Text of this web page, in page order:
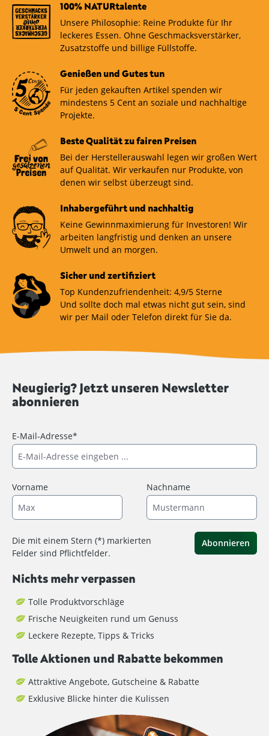
100% NATURtalente
Unsere Philosophie: Reine Produkte für Ihr
leckeres Essen. Ohne Geschmacksverstärker,
Zusatzstoffe und billige Füllstoffe.
Genießen und Gutes tun
Für jeden gekauften Artikel spenden wir
mindestens 5 Cent an soziale und nachhaltige
Projekte.
Beste Qualität zu fairen Preisen
Bei der Herstellerauswahl legen wir großen Wert
auf Qualität. Wir verkaufen nur Produkte, von
denen wir selbst überzeugt sind.
Inhabergeführt und nachhaltig
Keine Gewinnmaximierung für Investoren! Wir
arbeiten langfristig und denken an unsere
Umwelt und an morgen.
Sicher und zertifiziert
Top Kundenzufriendenheit: 4,9/5 Sterne
Und sollte doch mal etwas nicht gut sein, sind
wir per Mail oder Telefon direkt für Sie da.
Neugierig? Jetzt unseren Newsletter
abonnieren
E-Mail-Adresse*
Vorname Nachname
Die mit einem Stern (*) markierten
Felder sind Pflichtfelder.
Abonnieren
Nichts mehr verpassen
Tolle Produktvorschläge
Frische Neuigkeiten rund um Genuss
Leckere Rezepte, Tipps & Tricks
Tolle Aktionen und Rabatte bekommen
Attraktive Angebote, Gutscheine & Rabatte
Exklusive Blicke hinter die Kulissen